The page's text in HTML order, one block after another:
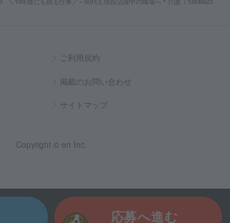
応募へ進む
ご利用規約
掲載のお問い合わせ
サイトマップ
Copyright © en Inc.